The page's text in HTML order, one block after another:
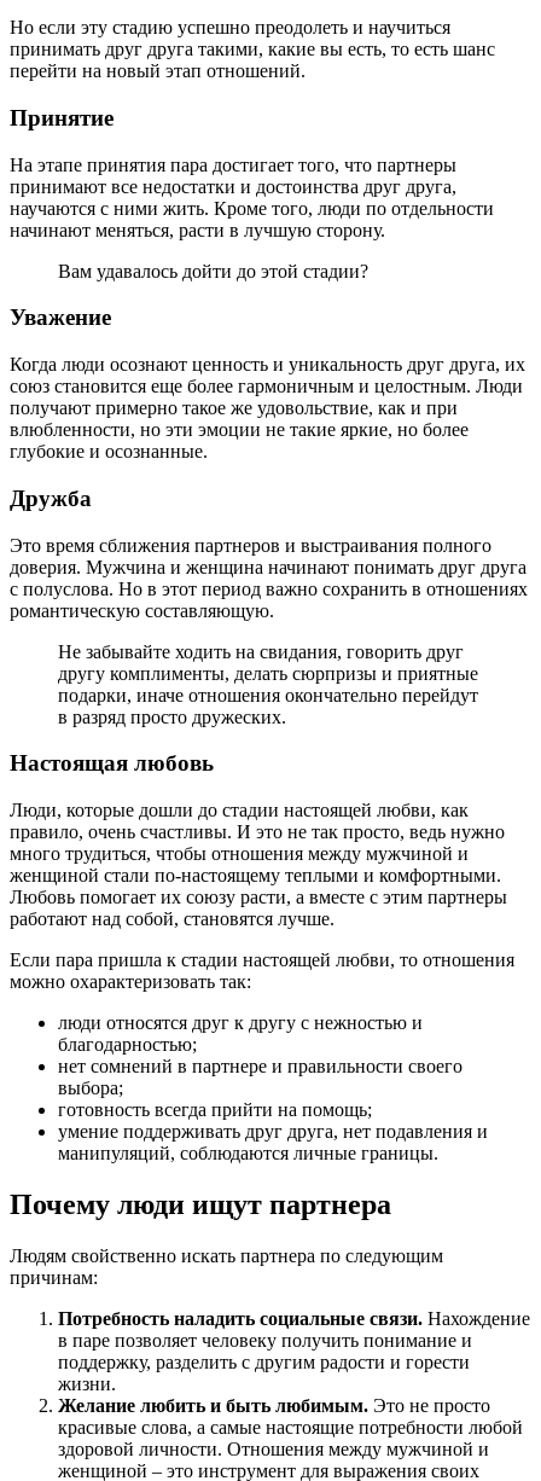
Но если эту стадию успешно преодолеть и научиться
принимать друг друга такими, какие вы есть, то есть шанс
перейти на новый этап отношений.
Принятие
На этапе принятия пара достигает того, что партнеры
принимают все недостатки и достоинства друг друга,
научаются с ними жить. Кроме того, люди по отдельности
начинают меняться, расти в лучшую сторону.
Вам удавалось дойти до этой стадии?
Уважение
Когда люди осознают ценность и уникальность друг друга, их
союз становится еще более гармоничным и целостным. Люди
получают примерно такое же удовольствие, как и при
влюбленности, но эти эмоции не такие яркие, но более
глубокие и осознанные.
Дружба
Это время сближения партнеров и выстраивания полного
доверия. Мужчина и женщина начинают понимать друг друга
с полуслова. Но в этот период важно сохранить в отношениях
романтическую составляющую.
Не забывайте ходить на свидания, говорить друг
другу комплименты, делать сюрпризы и приятные
подарки, иначе отношения окончательно перейдут
в разряд просто дружеских.
Настоящая любовь
Люди, которые дошли до стадии настоящей любви, как
правило, очень счастливы. И это не так просто, ведь нужно
много трудиться, чтобы отношения между мужчиной и
женщиной стали по-настоящему теплыми и комфортными.
Любовь помогает их союзу расти, а вместе с этим партнеры
работают над собой, становятся лучше.
Если пара пришла к стадии настоящей любви, то отношения
можно охарактеризовать так:
люди относятся друг к другу с нежностью и
благодарностью;
нет сомнений в партнере и правильности своего
выбора;
готовность всегда прийти на помощь;
умение поддерживать друг друга, нет подавления и
манипуляций, соблюдаются личные границы.
Почему люди ищут партнера
Людям свойственно искать партнера по следующим
причинам:
Потребность наладить социальные связи. Нахождение
в паре позволяет человеку получить понимание и
поддержку, разделить с другим радости и горести
жизни.
Желание любить и быть любимым. Это не просто
красивые слова, а самые настоящие потребности любой
здоровой личности. Отношения между мужчиной и
женщиной – это инструмент для выражения своих